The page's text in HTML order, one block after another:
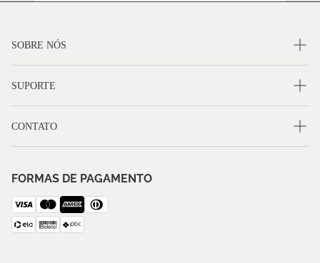
SOBRE NÓS
SUPORTE
CONTATO
FORMAS DE PAGAMENTO